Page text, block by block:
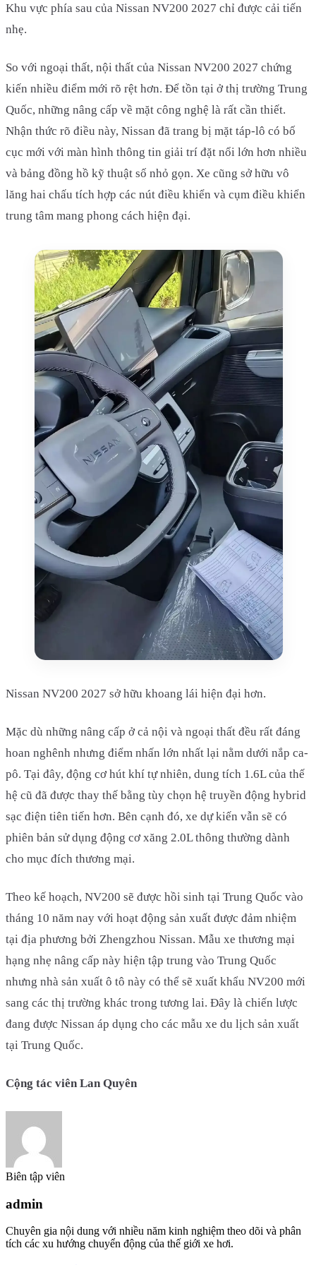
Khu vực phía sau của Nissan NV200 2027 chỉ được cải tiến
nhẹ.
So với ngoại thất, nội thất của Nissan NV200 2027 chứng
kiến nhiều điểm mới rõ rệt hơn. Để tồn tại ở thị trường Trung
Quốc, những nâng cấp về mặt công nghệ là rất cần thiết.
Nhận thức rõ điều này, Nissan đã trang bị mặt táp-lô có bố
cục mới với màn hình thông tin giải trí đặt nổi lớn hơn nhiều
và bảng đồng hồ kỹ thuật số nhỏ gọn. Xe cũng sở hữu vô
lăng hai chấu tích hợp các nút điều khiển và cụm điều khiển
trung tâm mang phong cách hiện đại.
Nissan NV200 2027 sở hữu khoang lái hiện đại hơn.
Mặc dù những nâng cấp ở cả nội và ngoại thất đều rất đáng
hoan nghênh nhưng điểm nhấn lớn nhất lại nằm dưới nắp ca-
pô. Tại đây, động cơ hút khí tự nhiên, dung tích 1.6L của thế
hệ cũ đã được thay thế bằng tùy chọn hệ truyền động hybrid
sạc điện tiên tiến hơn. Bên cạnh đó, xe dự kiến vẫn sẽ có
phiên bản sử dụng động cơ xăng 2.0L thông thường dành
cho mục đích thương mại.
Theo kế hoạch, NV200 sẽ được hồi sinh tại Trung Quốc vào
tháng 10 năm nay với hoạt động sản xuất được đảm nhiệm
tại địa phương bởi Zhengzhou Nissan. Mẫu xe thương mại
hạng nhẹ nâng cấp này hiện tập trung vào Trung Quốc
nhưng nhà sản xuất ô tô này có thể sẽ xuất khẩu NV200 mới
sang các thị trường khác trong tương lai. Đây là chiến lược
đang được Nissan áp dụng cho các mẫu xe du lịch sản xuất
tại Trung Quốc.
Cộng tác viên Lan Quyên
Biên tập viên
admin
Chuyên gia nội dung với nhiều năm kinh nghiệm theo dõi và phân
tích các xu hướng chuyển động của thế giới xe hơi.